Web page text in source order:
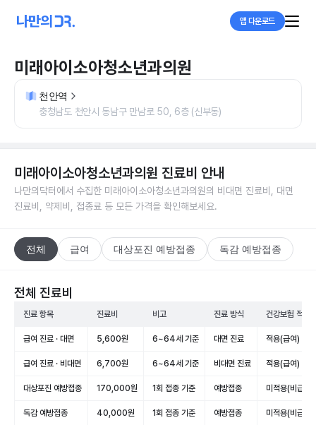
앱 다운로드
미래아이소아청소년과의원
천안역
충청남도 천안시 동남구 만남로 50, 6층 (신부동)
미래아이소아청소년과의원 진료비 안내
나만의닥터에서 수집한 미래아이소아청소년과의원의 비대면 진료비, 대면
진료비, 약제비, 접종료 등 모든 가격을 확인해보세요.
전체 급여 대상포진 예방접종 독감 예방접종
전체 진료비
진료 항목 진료비 비고 진료 방식 건강보험 적용
급여 진료 · 대면 5,600원 6~64세 기준 대면 진료 적용(급여)
급여 진료 · 비대면 6,700원 6~64세 기준 비대면 진료 적용(급여)
대상포진 예방접종 170,000원 1회 접종 기준 예방접종 미적용(비급여)
독감 예방접종 40,000원 1회 접종 기준 예방접종 미적용(비급여)